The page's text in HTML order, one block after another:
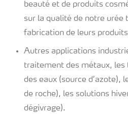
beauté et de produits
sur la qualité de notre urée
fabrication de leurs
Autres applications
traitement des métaux,
des eaux (source d’azote),
de roche), les solutions
dégivrage).